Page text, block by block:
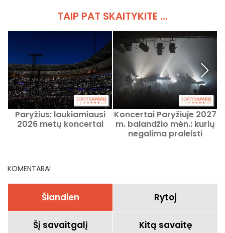
TAIP PAT SKAITYKITE ...
Paryžius: laukiamiausi
2026 metų koncertai
Koncertai Paryžiuje 2027
m. balandžio mėn.: kurių
negalima praleisti
KOMENTARAI
Šiandien Rytoj
Šį savaitgalį Kitą savaitę